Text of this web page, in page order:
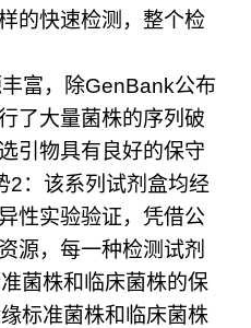
的快速检测，整个检
富，除GenBank公布
了大量菌株的序列破
引物具有良好的保守
2：该系列试剂盒均经
性实验验证，凭借公
源，每一种检测试剂
菌株和临床菌株的保
标准菌株和临床菌株